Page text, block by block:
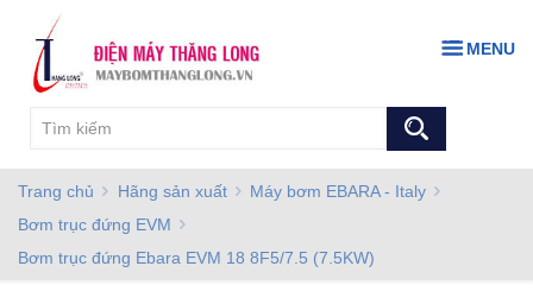
MENU
Trang chủ Hãng sản xuất
Máy bơm EBARA - Italy
Bơm trục đứng EVM
Bơm trục đứng Ebara EVM 18 8F5/7.5 (7.5KW)